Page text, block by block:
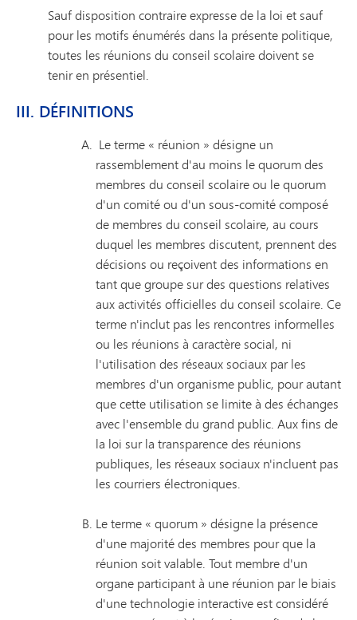
Sauf disposition contraire expresse de la loi et sauf
pour les motifs énumérés dans la présente politique,
toutes les réunions du conseil scolaire doivent se
tenir en présentiel.
III. DÉFINITIONS
Le terme « réunion » désigne un
rassemblement d'au moins le quorum des
membres du conseil scolaire ou le quorum
d'un comité ou d'un sous-comité composé
de membres du conseil scolaire, au cours
duquel les membres discutent, prennent des
décisions ou reçoivent des informations en
tant que groupe sur des questions relatives
aux activités officielles du conseil scolaire. Ce
terme n'inclut pas les rencontres informelles
ou les réunions à caractère social, ni
l'utilisation des réseaux sociaux par les
membres d'un organisme public, pour autant
que cette utilisation se limite à des échanges
avec l'ensemble du grand public. Aux fins de
la loi sur la transparence des réunions
publiques, les réseaux sociaux n'incluent pas
les courriers électroniques.
Le terme « quorum » désigne la présence
d'une majorité des membres pour que la
réunion soit valable. Tout membre d'un
organe participant à une réunion par le biais
d'une technologie interactive est considéré